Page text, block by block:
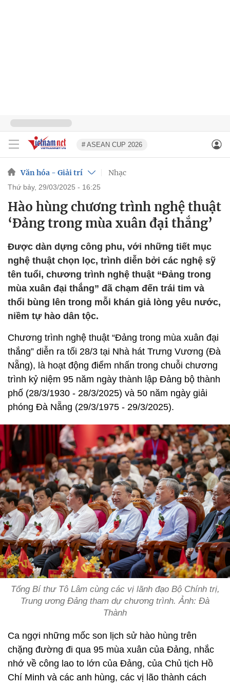
# ASEAN CUP 2026
Văn hóa - Giải trí Nhạc
thứ bảy, 29/03/2025 - 16:25
Hào hùng chương trình nghệ thuật
‘Đảng trong mùa xuân đại thắng’
Được dàn dựng công phu, với những tiết mục
nghệ thuật chọn lọc, trình diễn bởi các nghệ sỹ
tên tuổi, chương trình nghệ thuật “Đảng trong
mùa xuân đại thắng” đã chạm đến trái tim và
thổi bùng lên trong mỗi khán giả lòng yêu nước,
niềm tự hào dân tộc.
Chương trình nghệ thuật “Đảng trong mùa xuân đại
thắng” diễn ra tối 28/3 tại Nhà hát Trưng Vương (Đà
Nẵng), là hoạt động điểm nhấn trong chuỗi chương
trình kỷ niệm 95 năm ngày thành lập Đảng bộ thành
phố (28/3/1930 - 28/3/2025) và 50 năm ngày giải
phóng Đà Nẵng (29/3/1975 - 29/3/2025).
Tổng Bí thư Tô Lâm cùng các vị lãnh đạo Bộ Chính trị,
Trung ương Đảng tham dự chương trình. Ảnh: Đà
Thành
Ca ngợi những mốc son lịch sử hào hùng trên
chặng đường đi qua 95 mùa xuân của Đảng, nhắc
nhớ về công lao to lớn của Đảng, của Chủ tịch Hồ
Chí Minh và các anh hùng, các vị lão thành cách